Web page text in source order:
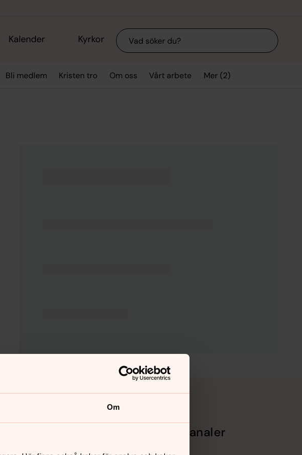
Om
Kalender Kyrkor Sök
Bli medlem Kristen tro Om oss Vårt arbete Mer (2)
Sociala kanaler